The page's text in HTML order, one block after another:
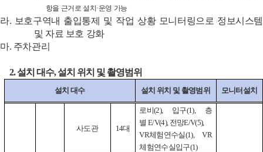
항을 근거로 설치·운영 가능
라. 보호구역내 출입통제 및 작업 상황 모니터링으로 정보시스템
및 자료 보호 강화
마. 주차관리
2.설치 대수,설치 위치 및 촬영범위
설치 대수 설치 위치 및 촬영범위 모니터설치
사도관 14대
로비(2), 입구(1), 층
별 E/V(4), 전망E/V(5),
VR체험연수실(1), VR
체험연수실입구(1)